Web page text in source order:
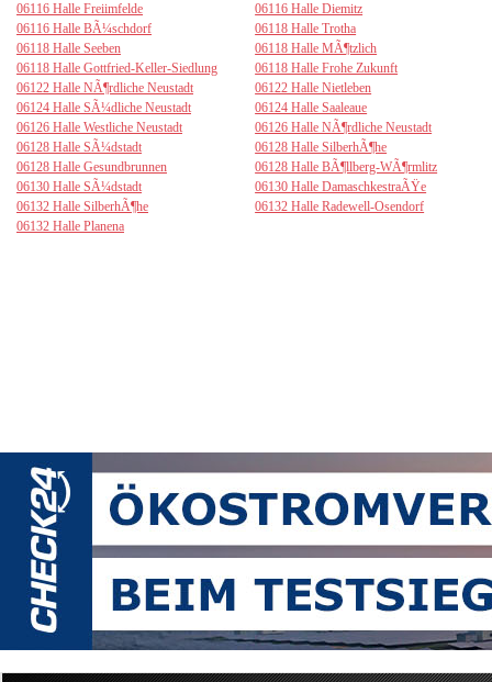
06116 Halle Freiimfelde
06116 Halle Diemitz
06116 Halle BÃ¼schdorf
06118 Halle Trotha
06118 Halle Seeben
06118 Halle MÃ¶tzlich
06118 Halle Gottfried-Keller-Siedlung
06118 Halle Frohe Zukunft
06122 Halle NÃ¶rdliche Neustadt
06122 Halle Nietleben
06124 Halle SÃ¼dliche Neustadt
06124 Halle Saaleaue
06126 Halle Westliche Neustadt
06126 Halle NÃ¶rdliche Neustadt
06128 Halle SÃ¼dstadt
06128 Halle SilberhÃ¶he
06128 Halle Gesundbrunnen
06128 Halle BÃ¶llberg-WÃ¶rmlitz
06130 Halle SÃ¼dstadt
06130 Halle DamaschkestraÃŸe
06132 Halle SilberhÃ¶he
06132 Halle Radewell-Osendorf
06132 Halle Planena